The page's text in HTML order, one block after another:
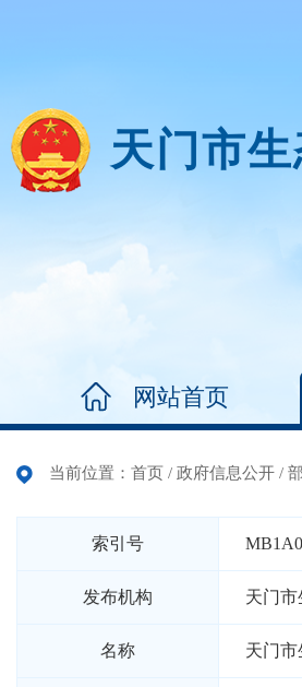
天门市
网站首页
当前位置： 首页 / 政府信息公开 /
索引号
发布机构 天门市
名称 天门市